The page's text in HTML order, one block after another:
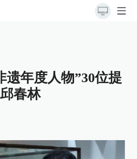
遗年度人物”30位提
春林